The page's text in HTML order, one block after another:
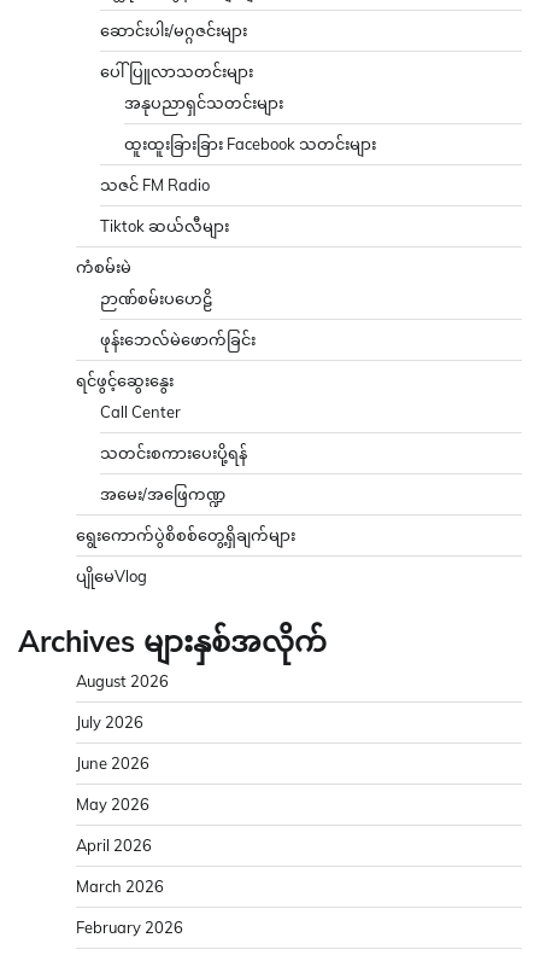
ဆောင်းပါး/မဂ္ဂဇင်းများ
ပေါ်ပြူလာသတင်းများ
အနုပညာရှင်သတင်းများ
ထူးထူးခြားခြား Facebook သတင်းများ
သဇင် FM Radio
Tiktok ဆယ်လီများ
ကံစမ်းမဲ
ဉာဏ်စမ်းပဟေဠိ
ဖုန်းဘေလ်မဲဖောက်ခြင်း
ရင်ဖွင့်ဆွေးနွေး
Call Center
သတင်းစကားပေးပို့ရန်
အမေး/အဖြေကဏ္ဍ
ရွေးကောက်ပွဲစိစစ်တွေ့ရှိချက်များ
ပျိုမေVlog
Archives များနှစ်အလိုက်
August 2026
July 2026
June 2026
May 2026
April 2026
March 2026
February 2026